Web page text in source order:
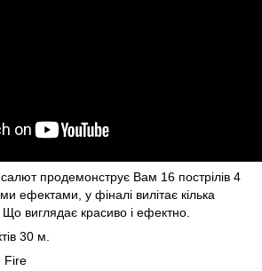
продемонструє Вам 16 пострілів 4
ефектами, у фіналі вилітає кілька
Що виглядає красиво і ефектно.
30 м.
Fire